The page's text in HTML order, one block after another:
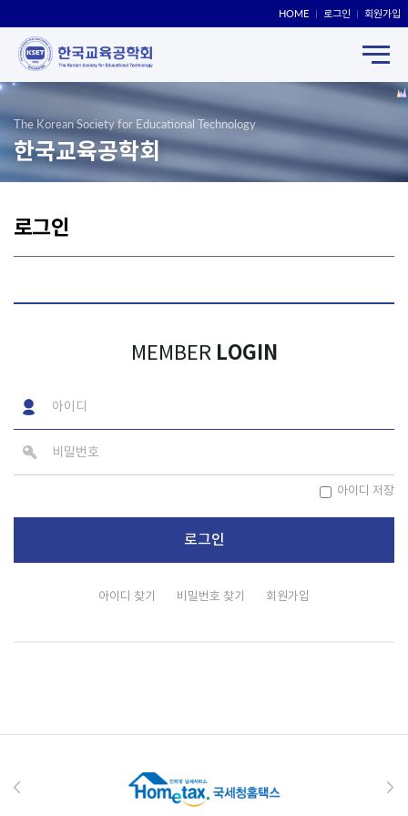
HOME 로그인 회원가입
The Korean Society for Educational Technology
한국교육공학회
로그인
MEMBER LOGIN
아이디 저장
아이디 찾기 비밀번호 찾기 회원가입